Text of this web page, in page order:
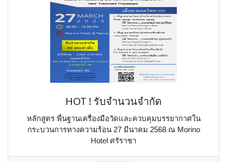
HOT ! รับจำนวนจำกัด
หลักสูตร พื่นฐานเครื่องมือวัดและควบคุมบรรยากาศใน
กระบวนการทางความร้อน 27 มีนาคม 2568 ณ Morino
Hotel ศรัราชา